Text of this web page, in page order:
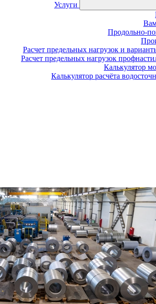
Услуги
Продольно-
Расчет предельных нагрузок и
Расчет предельных нагрузок
Калькулятор
Калькулятор расчёта